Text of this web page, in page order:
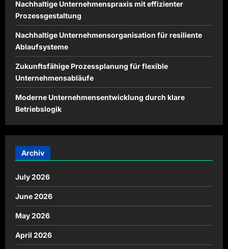
Nachhaltige Unternehmenspraxis mit effizienter
Prozessgestaltung
Nachhaltige Unternehmensorganisation für resiliente
Ablaufsysteme
Zukunftsfähige Prozessplanung für flexible
Unternehmensabläufe
Moderne Unternehmensentwicklung durch klare
Betriebslogik
Archiv
July 2026
June 2026
May 2026
April 2026